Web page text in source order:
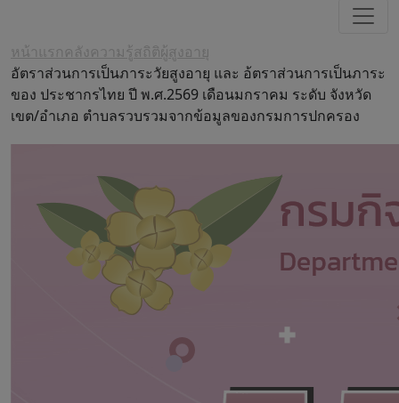
หน้าแรกคลังความรู้ สถิติผู้สูงอายุ
อัตราส่วนการเป็นภาระวัยสูงอายุ และ อ้ตราส่วนการเป็นภาระ
ของ ประชากรไทย ปี พ.ศ.2569 เดือนมกราคม ระดับ จังหวัด
เขต/อำเภอ ตำบลรวบรวมจากข้อมูลของกรมการปกครอง